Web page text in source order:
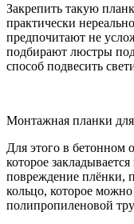
Закрепить такую
практически
предпочитают не
подбирают люстры
способ подвесить
Монтажная планки
Для этого в бетонном
которое
повреждение плёнки,
кольцо, которое
полипропиленовой